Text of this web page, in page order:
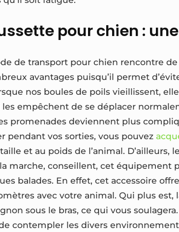
pour chien :
de transport pour chien rencontre
avantages puisqu’il permet
nos boules de poils vieillissent,
empêchent de se déplacer
promenades deviennent plus
pendant vos sorties, vous pouvez
et au poids de l’animal. D’ailleurs,
marche, conseillent, cet équipement
balades. En effet, cet accessoire
avec votre animal. Qui plus est,
sous le bras, ce qui vous
contempler les divers